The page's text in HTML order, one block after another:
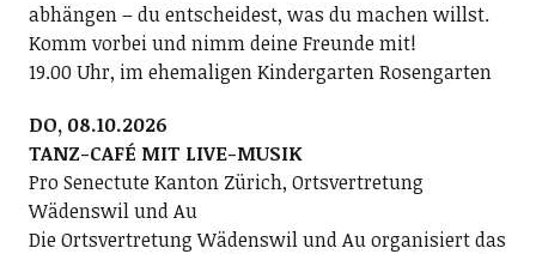
abhängen – du entscheidest, was du machen willst.
Komm vorbei und nimm deine Freunde mit!
19.00 Uhr, im ehemaligen Kindergarten Rosengarten
DO, 08.10.2026
TANZ-CAFÉ MIT LIVE-MUSIK
Pro Senectute Kanton Zürich, Ortsvertretung
Wädenswil und Au
Die Ortsvertretung Wädenswil und Au organisiert das